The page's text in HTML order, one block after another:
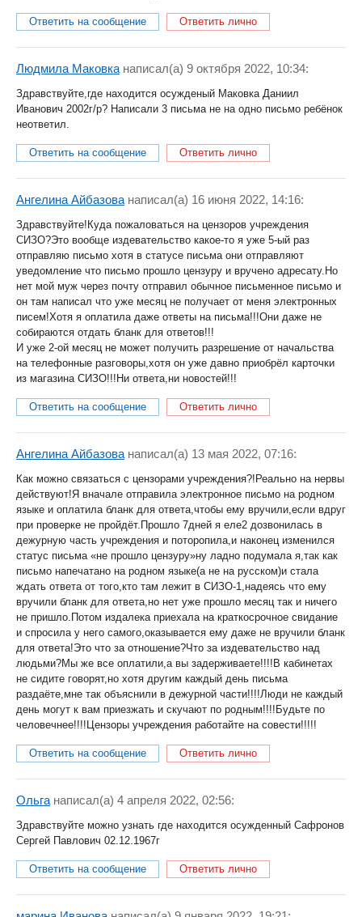
Ответить на сообщение Ответить лично
Людмила Маковка написал(a) 9 октября 2022, 10:34:
Здравствуйте,где находится осужденый Маковка Даниил
Иванович 2002г/р? Написали 3 письма не на одно письмо ребёнок
неответил.
Ответить на сообщение Ответить лично
Ангелина Айбазова написал(a) 16 июня 2022, 14:16:
Здравствуйте!Куда пожаловаться на цензоров учреждения
СИЗО?Это вообще издевательство какое-то я уже 5-ый раз
отправляю письмо хотя в статусе письма они отправляют
уведомление что письмо прошло цензуру и вручено адресату.Но
нет мой муж через почту отправил обычное письменное письмо и
он там написал что уже месяц не получает от меня электронных
писем!Хотя я оплатила даже ответы на письма!!!Они даже не
собираются отдать бланк для ответов!!!
И уже 2-ой месяц не может получить разрешение от начальства
на телефонные разговоры,хотя он уже давно приобрёл карточки
из магазина СИЗО!!!Ни ответа,ни новостей!!!
Ответить на сообщение Ответить лично
Ангелина Айбазова написал(a) 13 мая 2022, 07:16:
Как можно связаться с цензорами учреждения?!Реально на нервы
действуют!Я вначале отправила электронное письмо на родном
языке и оплатила бланк для ответа,чтобы ему вручили,если вдруг
при проверке не пройдёт.Прошло 7дней я еле2 дозвонилась в
дежурную часть учреждения и поторопила,и наконец изменился
статус письма «не прошло цензуру»ну ладно подумала я,так как
письмо напечатано на родном языке(а не на русском)и стала
ждать ответа от того,кто там лежит в СИЗО-1,надеясь что ему
вручили бланк для ответа,но нет уже прошло месяц так и ничего
не пришло.Потом издалека приехала на краткосрочное свидание
и спросила у него самого,оказывается ему даже не вручили бланк
для ответа!Это что за отношение?Что за издевательство над
людьми?Мы же все оплатили,а вы задерживаете!!!!В кабинетах
не сидите говорят,но хотя другим каждый день письма
раздаёте,мне так объяснили в дежурной части!!!!Люди не каждый
день могут к вам приезжать и скучают по родным!!!!Будьте по
человечнее!!!!Цензоры учреждения работайте на совести!!!!!
Ответить на сообщение Ответить лично
Ольга написал(a) 4 апреля 2022, 02:56:
Здравствуйте можно узнать где находится осужденный Сафронов
Сергей Павлович 02.12.1967г
Ответить на сообщение Ответить лично